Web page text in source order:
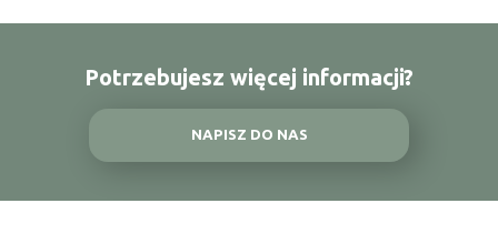
Potrzebujesz więcej informacji?
NAPISZ DO NAS